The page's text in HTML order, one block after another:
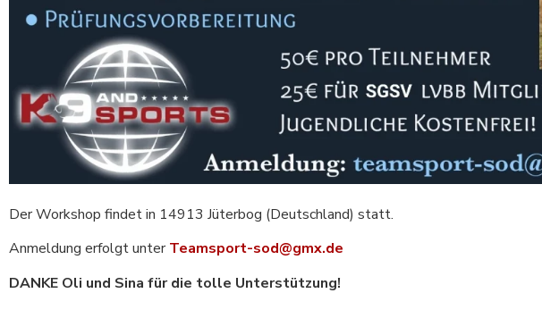
Der Workshop findet in 14913 Jüterbog (Deutschland) statt.
Anmeldung erfolgt unterTeamsport-sod@gmx.de
DANKE Oli und Sina für die tolle Unterstützung!